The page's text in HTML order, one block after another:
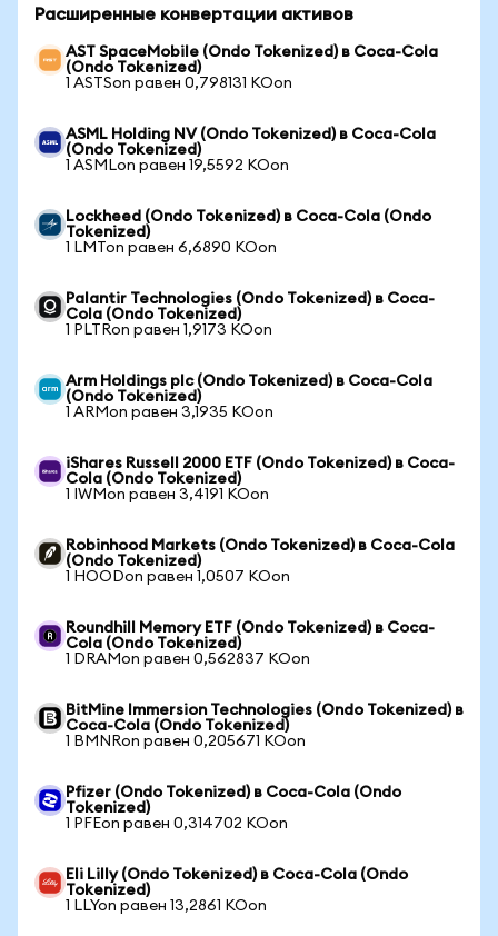
Расширенные конвертации активов
AST SpaceMobile (Ondo Tokenized) в Coca-Cola
(Ondo Tokenized)
1 ASTSon равен 0,798131 KOon
ASML Holding NV (Ondo Tokenized) в Coca-Cola
(Ondo Tokenized)
1 ASMLon равен 19,5592 KOon
Lockheed (Ondo Tokenized) в Coca-Cola (Ondo
Tokenized)
1 LMTon равен 6,6890 KOon
Palantir Technologies (Ondo Tokenized) в Coca-
Cola (Ondo Tokenized)
1 PLTRon равен 1,9173 KOon
Arm Holdings plc (Ondo Tokenized) в Coca-Cola
(Ondo Tokenized)
1 ARMon равен 3,1935 KOon
iShares Russell 2000 ETF (Ondo Tokenized) в Coca-
Cola (Ondo Tokenized)
1 IWMon равен 3,4191 KOon
Robinhood Markets (Ondo Tokenized) в Coca-Cola
(Ondo Tokenized)
1 HOODon равен 1,0507 KOon
Roundhill Memory ETF (Ondo Tokenized) в Coca-
Cola (Ondo Tokenized)
1 DRAMon равен 0,562837 KOon
BitMine Immersion Technologies (Ondo Tokenized) в
Coca-Cola (Ondo Tokenized)
1 BMNRon равен 0,205671 KOon
Pfizer (Ondo Tokenized) в Coca-Cola (Ondo
Tokenized)
1 PFEon равен 0,314702 KOon
Eli Lilly (Ondo Tokenized) в Coca-Cola (Ondo
Tokenized)
1 LLYon равен 13,2861 KOon